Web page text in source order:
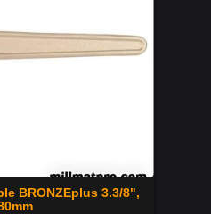
BRONZEplus 3.3/8",